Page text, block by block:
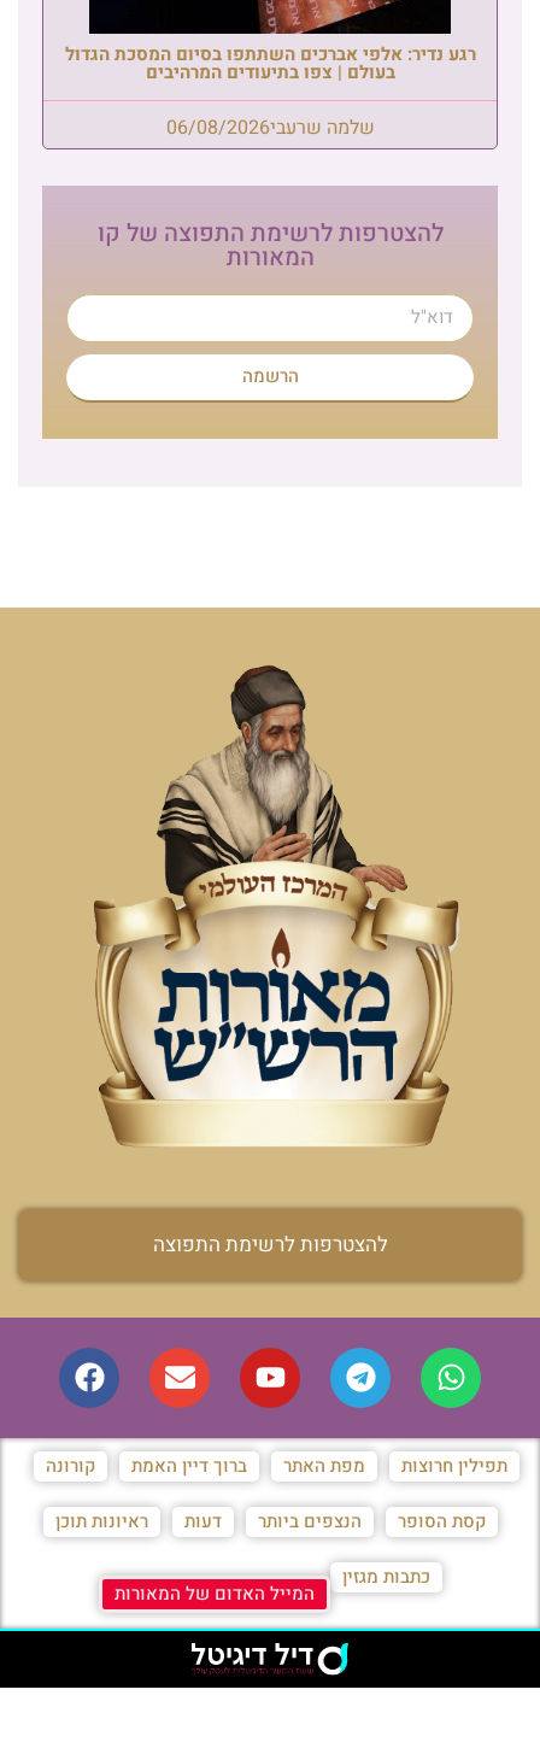
רגע נדיר: אלפי אברכים השתתפו בסיום המסכת הגדול
בעולם | צפו בתיעודים המרהיבים
שלמה שרעבי06/08/2026
להצטרפות לרשימת התפוצה של קו
המאורות
הרשמה
להצטרפות לרשימת התפוצה
תפילין חרוצות מפת האתר ברוך דיין האמת קורונה
קסת הסופר הנצפים ביותר דעות ראיונות תוכן
כתבות מגזין
המייל האדום של המאורות